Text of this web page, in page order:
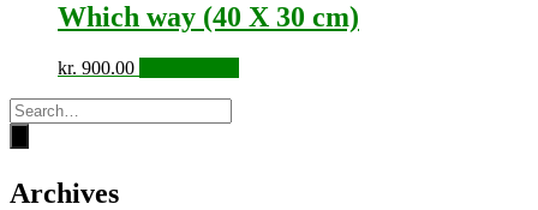
Which way (40 X 30 cm)
kr. 900.00
Archives